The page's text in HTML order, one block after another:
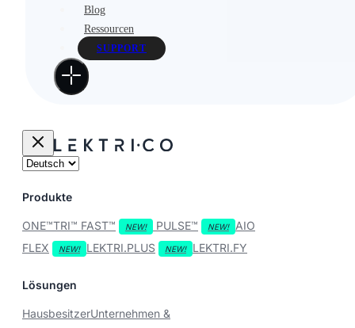
Blog
Ressourcen
SUPPORT
Produkte
ONE™TRI™ FAST™ PULSE™
AIO
FLEX
LEKTRI.PLUS LEKTRI.FY
Lösungen
HausbesitzerUnternehmen &